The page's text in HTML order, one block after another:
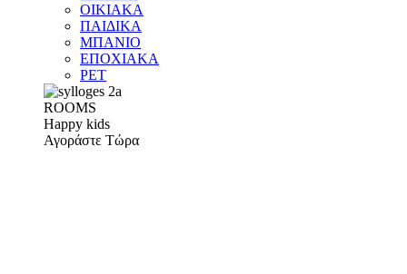
ΟΙΚΙΑΚΑ
ΠΑΙΔΙΚΑ
ΜΠΑΝΙΟ
ΕΠΟΧΙΑΚΑ
PET
ROOMS
Happy kids
Αγοράστε Τώρα